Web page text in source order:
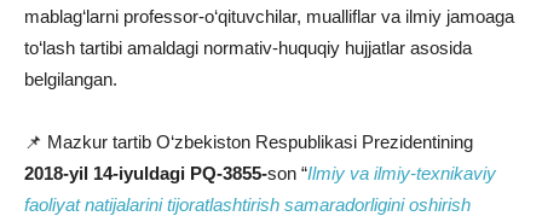
mablag‘larni professor-o‘qituvchilar, mualliflar va ilmiy jamoaga
to‘lash tartibi amaldagi normativ-huquqiy hujjatlar asosida
belgilangan.
📌 Mazkur tartib O‘zbekiston Respublikasi Prezidentining
2018-yil 14-iyuldagi PQ-3855-son “Ilmiy va ilmiy-texnikaviy
faoliyat natijalarini tijoratlashtirish samaradorligini oshirish